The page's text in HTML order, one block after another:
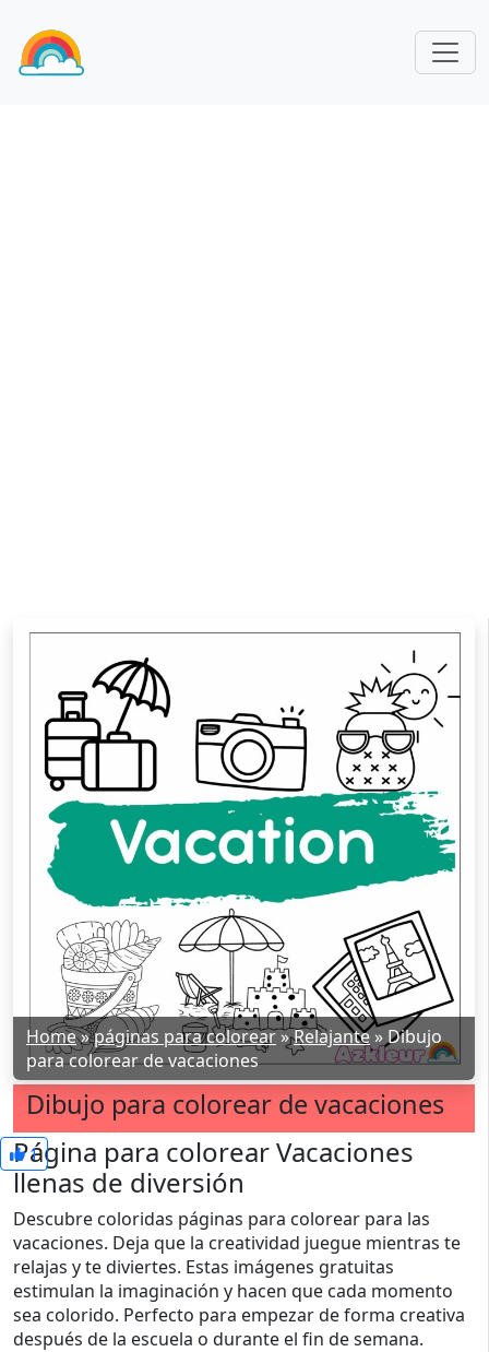
Home»páginas para colorear»Relajante»Dibujo
para colorear de vacaciones
Dibujo para colorear de vacaciones
1
Página para colorear Vacaciones
llenas de diversión
Descubre coloridas páginas para colorear para las
vacaciones. Deja que la creatividad juegue mientras te
relajas y te diviertes. Estas imágenes gratuitas
estimulan la imaginación y hacen que cada momento
sea colorido. Perfecto para empezar de forma creativa
después de la escuela o durante el fin de semana.